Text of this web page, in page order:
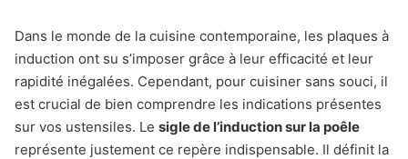
Dans le monde de la cuisine contemporaine, les plaques à
induction ont su s’imposer grâce à leur efficacité et leur
rapidité inégalées. Cependant, pour cuisiner sans souci, il
est crucial de bien comprendre les indications présentes
sur vos ustensiles. Le sigle de l’induction sur la poêle
représente justement ce repère indispensable. Il définit la